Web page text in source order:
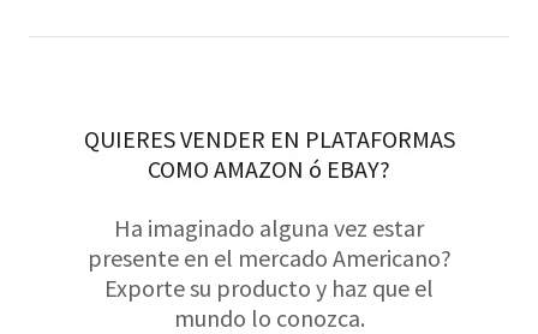
QUIERES VENDER EN PLATAFORMAS
COMO AMAZON ó EBAY?
Ha imaginado alguna vez estar
presente en el mercado Americano?
Exporte su producto y haz que el
mundo lo conozca.